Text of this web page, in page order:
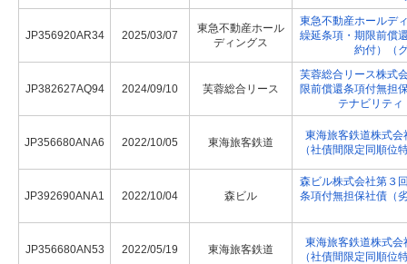
JP356920AR34 2025/03/07
東急不動産ホール
ディングス
東急不動産ホールデ
繰延条項・期限前償
約付）（
JP382627AQ94 2024/09/10 芙蓉総合リース
芙蓉総合リース株式
限前償還条項付無担
テナビリテ
JP356680ANA6 2022/10/05 東海旅客鉄道
東海旅客鉄道株式
（社債間限定同順位
JP392690ANA1 2022/10/04 森ビル
森ビル株式会社第３
条項付無担保社債（
JP356680AN53 2022/05/19 東海旅客鉄道
東海旅客鉄道株式
（社債間限定同順位